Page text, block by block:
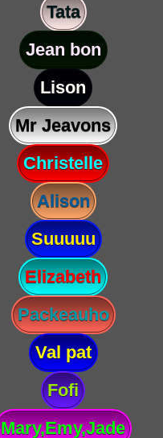
Tata
Jean bon
Lison
Mr Jeavons
Christelle
Alison
Suuuuu
Elizabeth
Packeauho
Val pat
Fofi
Mary,Emy,Jade